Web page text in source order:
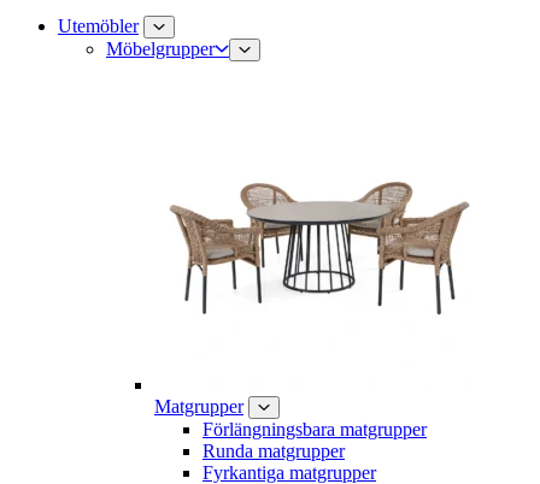
Utemöbler
Möbelgrupper
Matgrupper
Förlängningsbara matgrupper
Runda matgrupper
Fyrkantiga matgrupper